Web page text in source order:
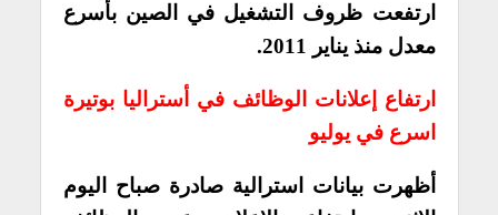
ارتفعت ظروف التشغيل في الصين بأسرع
معدل منذ يناير 2011.
ارتفاع إعلانات الوظائف في أستراليا بوتيرة
اسرع في يوليو
أظهرت بيانات استرالية صادرة صباح اليوم